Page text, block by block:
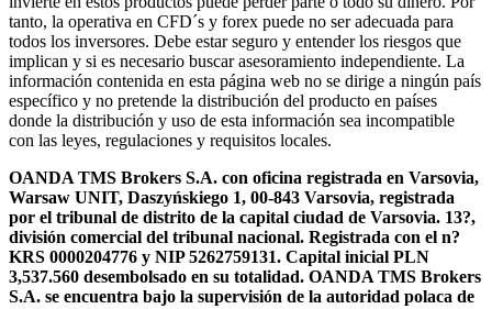
tanto, la operativa en CFD´s y forex puede no ser adecuada para
todos los inversores. Debe estar seguro y entender los riesgos que
implican y si es necesario buscar asesoramiento independiente. La
información contenida en esta página web no se dirige a ningún país
específico y no pretende la distribución del producto en países
donde la distribución y uso de esta información sea incompatible
con las leyes, regulaciones y requisitos locales.
OANDA TMS Brokers S.A. con oficina registrada en Varsovia,
Warsaw UNIT, Daszyńskiego 1, 00-843 Varsovia, registrada
por el tribunal de distrito de la capital ciudad de Varsovia. 13?,
división comercial del tribunal nacional. Registrada con el n?
KRS 0000204776 y NIP 5262759131. Capital inicial PLN
3,537.560 desembolsado en su totalidad. OANDA TMS Brokers
S.A. se encuentra bajo la supervisión de la autoridad polaca de